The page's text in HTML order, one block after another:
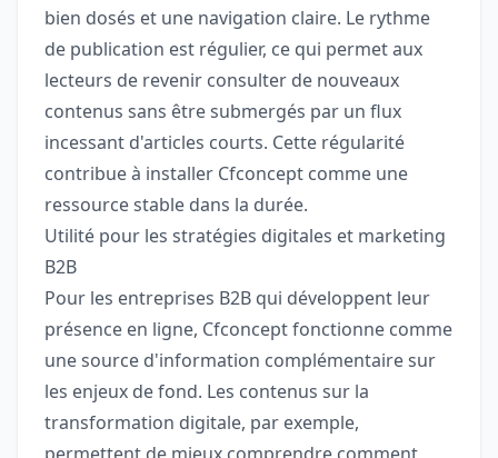
bien dosés et une navigation claire. Le rythme
de publication est régulier, ce qui permet aux
lecteurs de revenir consulter de nouveaux
contenus sans être submergés par un flux
incessant d'articles courts. Cette régularité
contribue à installer Cfconcept comme une
ressource stable dans la durée.
Utilité pour les stratégies digitales et marketing
B2B
Pour les entreprises B2B qui développent leur
présence en ligne, Cfconcept fonctionne comme
une source d'information complémentaire sur
les enjeux de fond. Les contenus sur la
transformation digitale, par exemple,
permettent de mieux comprendre comment